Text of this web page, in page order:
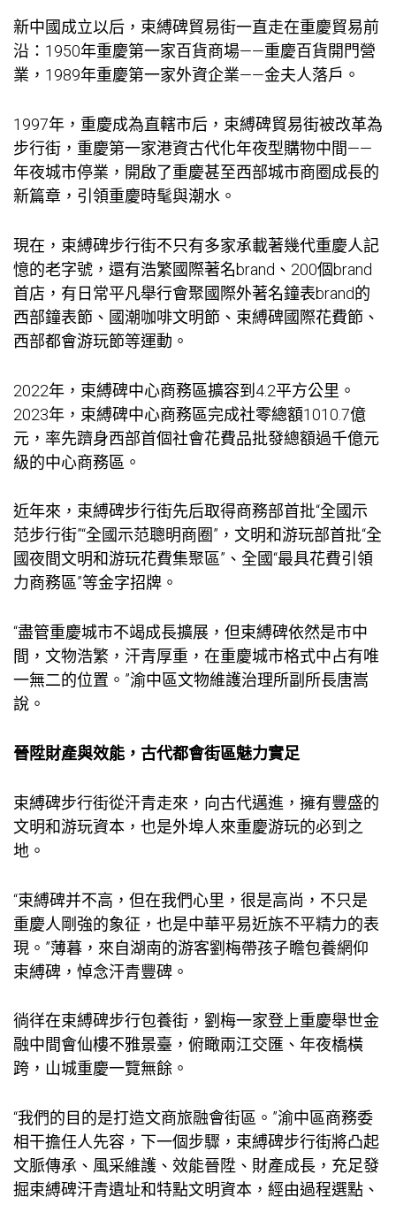
新中國成立以后，束縛碑貿易街一直走在重慶貿易前
沿：1950年重慶第一家百貨商場——重慶百貨開門營
業，1989年重慶第一家外資企業——金夫人落戶。
1997年，重慶成為直轄市后，束縛碑貿易街被改革為
步行街，重慶第一家港資古代化年夜型購物中間——
年夜城市停業，開啟了重慶甚至西部城市商圈成長的
新篇章，引領重慶時髦與潮水。
現在，束縛碑步行街不只有多家承載著幾代重慶人記
憶的老字號，還有浩繁國際著名brand、200個brand
首店，有日常平凡舉行會聚國際外著名鐘表brand的
西部鐘表節、國潮咖啡文明節、束縛碑國際花費節、
西部都會游玩節等運動。
2022年，束縛碑中心商務區擴容到4.2平方公里。
2023年，束縛碑中心商務區完成社零總額1010.7億
元，率先躋身西部首個社會花費品批發總額過千億元
級的中心商務區。
近年來，束縛碑步行街先后取得商務部首批“全國示
范步行街”“全國示范聰明商圈”，文明和游玩部首批“全
國夜間文明和游玩花費集聚區”、全國“最具花費引領
力商務區”等金字招牌。
“盡管重慶城市不竭成長擴展，但束縛碑依然是市中
間，文物浩繁，汗青厚重，在重慶城市格式中占有唯
一無二的位置。”渝中區文物維護治理所副所長唐嵩
說。
晉陞財產與效能，古代都會街區魅力實足
束縛碑步行街從汗青走來，向古代邁進，擁有豐盛的
文明和游玩資本，也是外埠人來重慶游玩的必到之
地。
“束縛碑并不高，但在我們心里，很是高尚，不只是
重慶人剛強的象征，也是中華平易近族不平精力的表
現。”薄暮，來自湖南的游客劉梅帶孩子瞻包養網仰
束縛碑，悼念汗青豐碑。
徜徉在束縛碑步行包養街，劉梅一家登上重慶舉世金
融中間會仙樓不雅景臺，俯瞰兩江交匯、年夜橋橫
跨，山城重慶一覽無餘。
“我們的目的是打造文商旅融會街區。”渝中區商務委
相干擔任人先容，下一個步驟，束縛碑步行街將凸起
文脈傳承、風采維護、效能晉陞、財產成長，充足發
掘束縛碑汗青遺址和特點文明資本，經由過程選點、